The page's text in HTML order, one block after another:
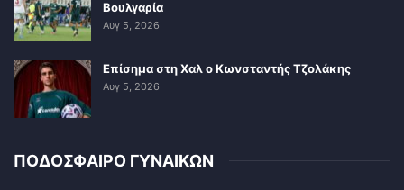
Βουλγαρία
Αυγ 5, 2026
Επίσημα στη Χαλ ο Κωνσταντής Τζολάκης
Αυγ 5, 2026
ΠΟΔΟΣΦΑΙΡΟ ΓΥΝΑΙΚΩΝ